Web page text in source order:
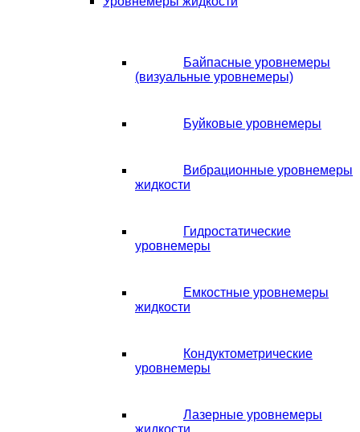
Байпасные уровнемеры
(визуальные уровнемеры)
Буйковые уровнемеры
Вибрационные уровнемеры
жидкости
Гидростатические
уровнемеры
Емкостные уровнемеры
жидкости
Кондуктометрические
уровнемеры
Лазерные уровнемеры
жидкости